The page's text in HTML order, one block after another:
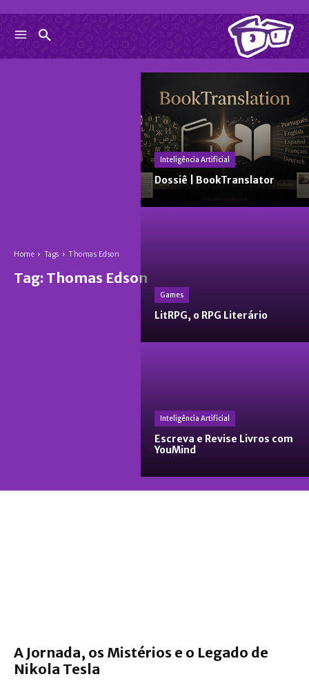
Home Tags Thomas Edson
Tag: Thomas Edson
Inteligência Artificial
Dossiê | BookTranslator
Games
LitRPG, o RPG Literário
Inteligência Artificial
Escreva e Revise Livros com
YouMind
A Jornada, os Mistérios e o Legado de
Nikola Tesla